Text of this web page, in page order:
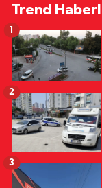
Trend
1
2
3